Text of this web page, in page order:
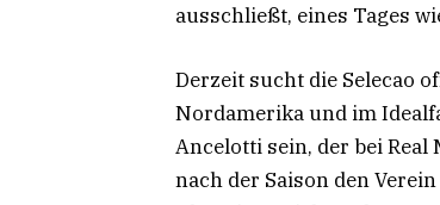
ausschließt, eines Tages
Derzeit sucht die Selecao
Nordamerika und im
Ancelotti sein, der bei
nach der Saison den